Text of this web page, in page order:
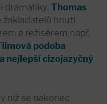
dramatiky.Thomas
zakladatelů hnutí
a režisérem např.
podoba
nejlepší cizojazyčný
níž se nakonec